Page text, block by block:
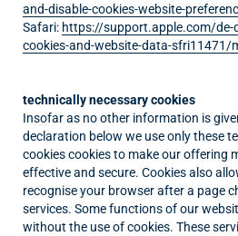
and-disable-cookies-website-
Safari: https://support.apple.com/
cookies-and-website-data-sfri11471/
technically necessary cookies
Insofar as no other information is
declaration below we use only these
cookies cookies to make our offering
effective and secure. Cookies also
recognise your browser after a page
services. Some functions of our
without the use of cookies. These